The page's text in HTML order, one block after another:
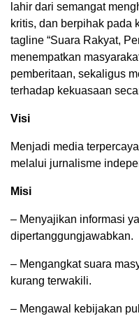
lahir dari semangat
kritis, dan berpihak pada
tagline “Suara Rakyat,
menempatkan
pemberitaan, sekaligus
terhadap kekuasaan
Visi
Menjadi media
melalui jurnalisme
Misi
– Menyajikan informasi
dipertanggungjawabkan.
– Mengangkat suara
kurang terwakili.
– Mengawal kebijakan